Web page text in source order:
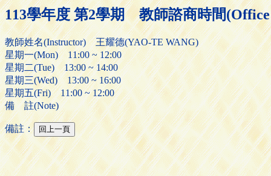
113學年度 第2學期 教師諮商時間
教師姓名(Instructor) 王耀德(YAO-TE WANG)
星期一(Mon) 11:00 ~ 12:00
星期二(Tue) 13:00 ~ 14:00
星期三(Wed) 13:00 ~ 16:00
星期五(Fri) 11:00 ~ 12:00
備 註(Note)
備註：